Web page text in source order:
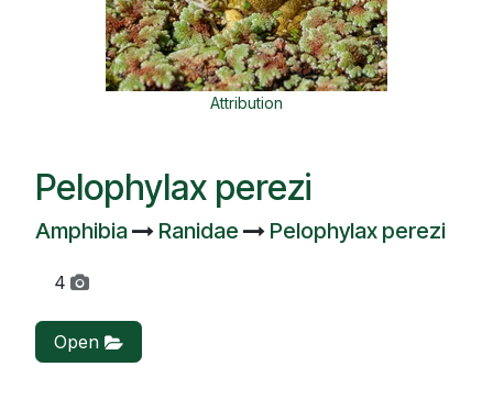
Attribution
Pelophylax perezi
Amphibia Ranidae Pelophylax perezi
4
Open